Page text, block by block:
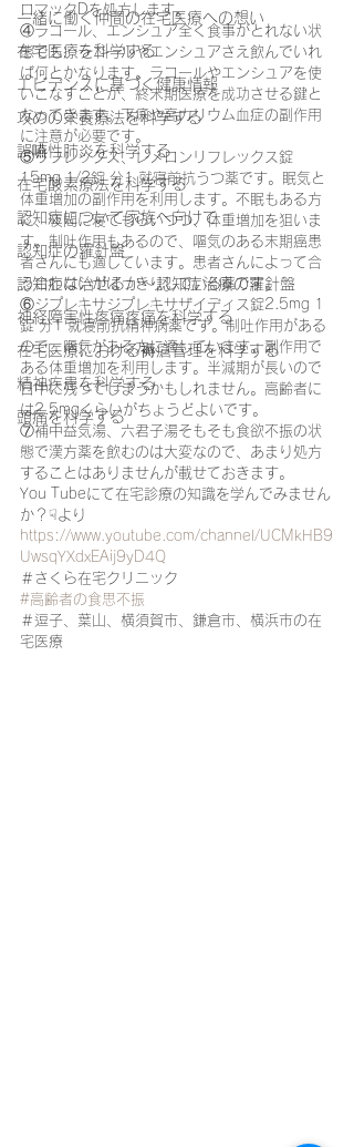
一緒に働く仲間の在宅医療への想い
在宅医療を科学する
エビデンスに基づく健康情報
攻めの栄養療法を科学する
誤嚥性肺炎を科学する
在宅酸素療法を科学する
認知症について家族へ向けて
認知症の羅針盤
認知症は治せるか～認知症治療の羅針盤
神経障害性疼痛疼痛を科学する
在宅医療における褥瘡管理を科学する
精神疾患を科学する
頭痛を科学する
ロマックDを処方します。
④ラコール、エンシュア全く食事がとれない状
態でも、ラコールやエンシュアさえ飲んでいれ
ば何とかなります。ラコールやエンシュアを使
いこなすことが、終末期医療を成功させる鍵と
なってきます。下痢や高カリウム血症の副作用
に注意が必要です。
⑤リフレックス、レメロンリフレックス錠
15mg 1/2錠 分1 就寝前抗うつ薬です。眠気と
体重増加の副作用を利用します。不眠もある方
に、夜間に寝てもらいつつ、体重増加を狙いま
す。制吐作用もあるので、嘔気のある末期癌患
者さんにも適しています。患者さんによって合
う合わないがはっきりしている薬です。
⑥ジプレキサジプレキサザイディス錠2.5mg 1
錠 分1 就寝前抗精神病薬です。制吐作用がある
ので、嘔気がある方に適しています。副作用で
ある体重増加を利用します。半減期が長いので
日中に残ってしまうかもしれません。高齢者に
は2.5mgくらいがちょうどよいです。
⑦補中益気湯、六君子湯そもそも食欲不振の状
態で漢方薬を飲むのは大変なので、あまり処方
することはありませんが載せておきます。
You Tubeにて在宅診療の知識を学んでみません
か？☟より
https://www.youtube.com/channel/UCMkHB9
UwsqYXdxEAij9yD4Q
＃さくら在宅クリニック
#高齢者の食思不振
＃逗子、葉山、横須賀市、鎌倉市、横浜市の在
宅医療